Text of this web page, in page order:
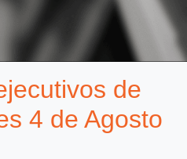
de
4 de Agosto